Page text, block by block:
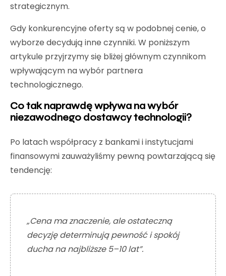
strategicznym.
Gdy konkurencyjne oferty są w podobnej cenie, o
wyborze decydują inne czynniki. W poniższym
artykule przyjrzymy się bliżej głównym czynnikom
wpływającym na wybór partnera
technologicznego.
Co tak naprawdę wpływa na wybór
niezawodnego dostawcy technologii?
Po latach współpracy z bankami i instytucjami
finansowymi zauważyliśmy pewną powtarzającą się
tendencję:
„Cena ma znaczenie, ale ostateczną
decyzję determinują pewność i spokój
ducha na najbliższe 5–10 lat”.